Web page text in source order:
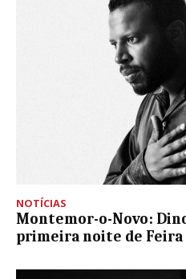
NOTÍCIAS
Montemor-o-Novo:
primeira noite de